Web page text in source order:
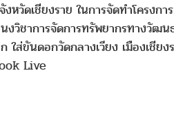
ดเชียงราย ในการจัดทำโครงกา
งวิชาการจัดการทรัพยากรทางวั
ส่ขันดอกวัดกลางเวียง เมืองเชี
Live